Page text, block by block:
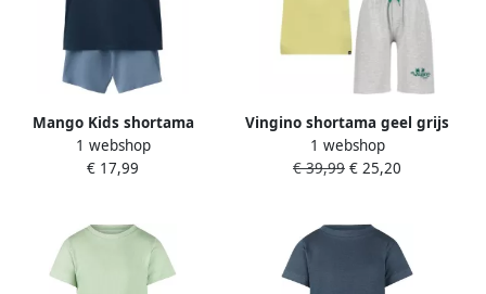
Mango Kids shortama
donkerblauw
1 webshop
€ 17,99
Vingino shortama geel grijs
melange
1 webshop
€ 39,99 € 25,20